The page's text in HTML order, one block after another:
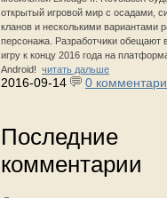
открытый игровой мир с осадами,
кланов и несколькими вариантами
персонажа. Разработчики обещают
игру к концу 2016 года на
Android! читать дальше
2016-09-14 0
Последние
комментарии